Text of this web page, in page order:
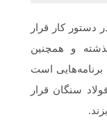
دستور کار قرار
و همچنین
است
فولاد سنگان قرار